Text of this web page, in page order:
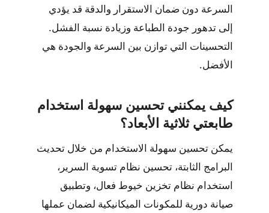
السرعة دون ضمان الاستقرار والدقة قد يؤدي
إلى تدهور جودة الطباعة وزيادة نسبة الفشل.
التحسينات التي توازن بين السرعة والجودة هي
الأفضل.
كيف يمكنني تحسين سهولة استخدام
طابعتي ثلاثية الأبعاد؟
يمكن تحسين سهولة الاستخدام من خلال تحديث
البرامج الثابتة، تحسين نظام تسوية السرير،
استخدام نظام تخزين خيوط فعال، وتطبيق
صيانة دورية للمكونات الميكانيكية لضمان عملها